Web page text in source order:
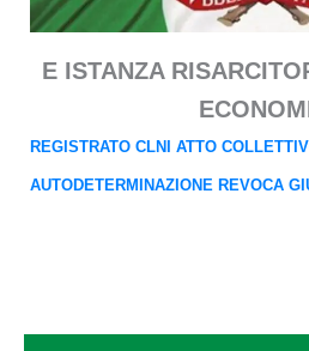
E ISTANZA
REGISTRATO CLNI ATTO
AUTODETERMINAZIONE REVOCA